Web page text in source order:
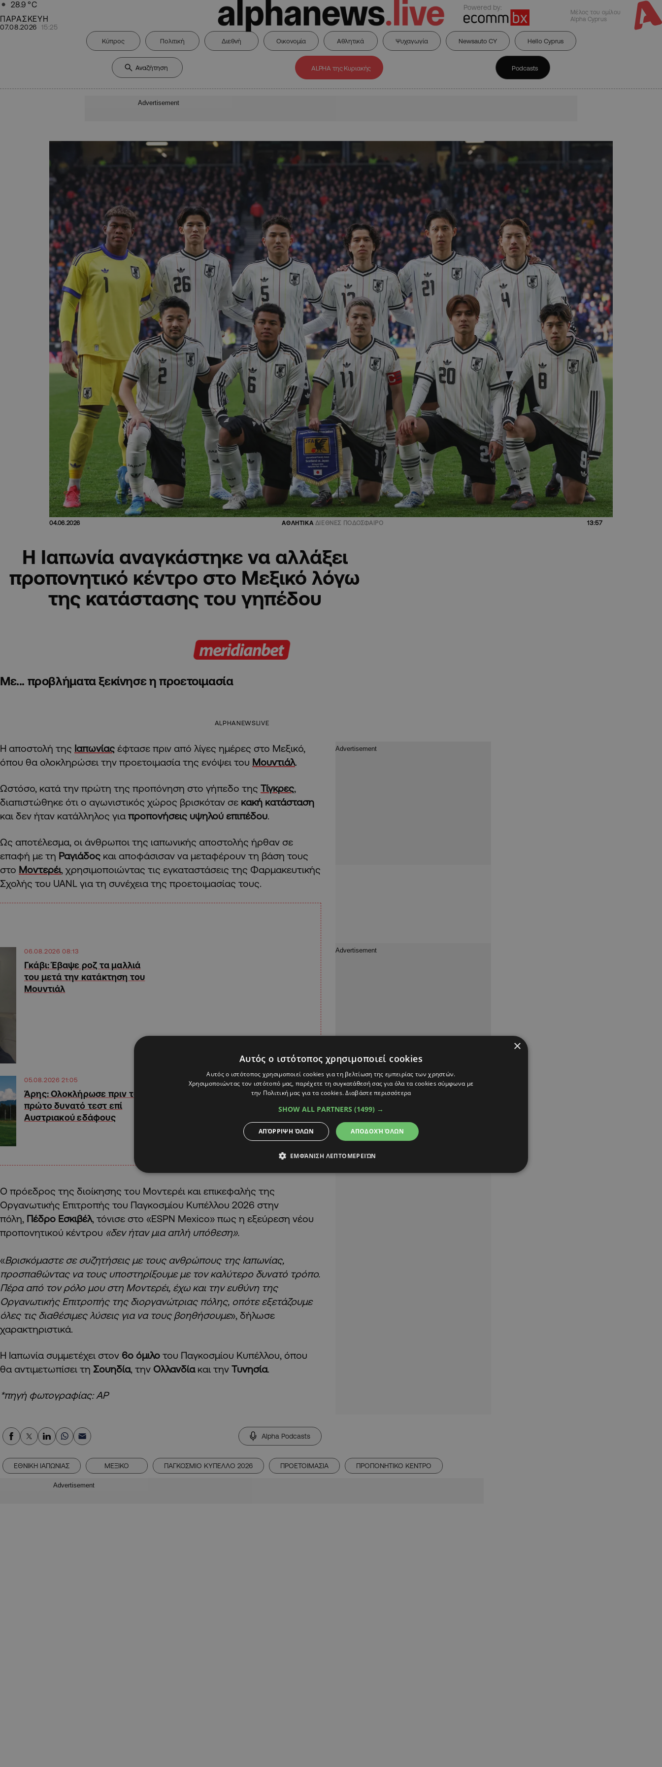
28.9 °C
ΠΑΡΑΣΚΕΥΗ
07.08.2026 15:25
Powered by:
Μέλος του ομίλου
Alpha Cyprus
Κύπρος Πολιτική Διεθνή Οικονομία Αθλητικά Ψυχαγωγία Newsauto CY Hello Cyprus
ALPHA της Κυριακής Podcasts
Advertisement
04.06.2026 ΑΘΛΗΤΙΚΑ ΔΙΕΘΝΕΣ ΠΟΔΟΣΦΑΙΡΟ 13:57
Η Ιαπωνία αναγκάστηκε να αλλάξει
προπονητικό κέντρο στο Μεξικό λόγω
της κατάστασης του γηπέδου
Με... προβλήματα ξεκίνησε η προετοιμασία
ALPHANEWSLIVE
Η αποστολή της Ιαπωνίας έφτασε πριν από λίγες ημέρες στο Μεξικό,
όπου θα ολοκληρώσει την προετοιμασία της ενόψει του Μουντιάλ
Ωστόσο, κατά την πρώτη της προπόνηση στο γήπεδο της Τίγκρες
διαπιστώθηκε ότι ο αγωνιστικός χώρος βρισκόταν σε κακή κατάσταση
και δεν ήταν κατάλληλος για προπονήσεις υψηλού επιπέδου
Ως αποτέλεσμα, οι άνθρωποι της ιαπωνικής αποστολής ήρθαν σε
επαφή με τη Ραγιάδος και αποφάσισαν να μεταφέρουν τη βάση τους
στο Μοντερέι, χρησιμοποιώντας τις εγκαταστάσεις της Φαρμακευτικής
Σχολής του UANL για τη συνέχεια της προετοιμασίας τους.
06.08.2026 08:13
Γκάβι: Έβαψε ροζ τα μαλλιά
του μετά την κατάκτηση του
Μουντιάλ
05.08.2026 21:05
Άρης: Ολοκλήρωσε πριν το
πρώτο δυνατό τεστ επί
Αυστριακού εδάφους
Ο πρόεδρος της διοίκησης τoυ Μοντερέι και επικεφαλής της
Οργανωτικής Επιτροπής του Παγκοσμίου Κυπέλλου 2026 στην
πόλη, Πέδρο Εσκιβέλ, τόνισε στο «ESPN Mexico» πως η εξεύρεση νέου
προπονητικού κέντρου «δεν ήταν μια απλή υπόθεση».
«Βρισκόμαστε σε συζητήσεις με τους ανθρώπους της Ιαπωνίας,
προσπαθώντας να τους υποστηρίξουμε με τον καλύτερο δυνατό τρόπο.
Πέρα από τον ρόλο μου στη Μοντερέι, έχω και την ευθύνη της
Οργανωτικής Επιτροπής της διοργανώτριας πόλης, οπότε εξετάζουμε
όλες τις διαθέσιμες λύσεις για να τους βοηθήσουμε», δήλωσε
χαρακτηριστικά.
Η Ιαπωνία συμμετέχει στον 6ο όμιλο του Παγκοσμίου Κυπέλλου, όπου
θα αντιμετωπίσει τη Σουηδία, την Ολλανδία και την Τυνησία.
*πηγή φωτογραφίας: ΑΡ
Alpha Podcasts
ΕΘΝΙΚΗ ΙΑΠΩΝΙΑΣ ΜΕΞΙΚΟ ΠΑΓΚΟΣΜΙΟ ΚΥΠΕΛΛΟ 2026 ΠΡΟΕΤΟΙΜΑΣΙΑ ΠΡΟΠΟΝΗΤΙΚΟ ΚΕΝΤΡΟ
Advertisement
×
Αυτός ο ιστότοπος χρησιμοποιεί cookies
Αυτός ο ιστότοπος χρησιμοποιεί cookies για τη βελτίωση της εμπειρίας των χρηστών.
Χρησιμοποιώντας τον ιστότοπό μας, παρέχετε τη συγκατάθεσή σας για όλα τα cookies σύμφωνα με
την Πολιτική μας για τα cookies.Διαβάστε περισσότερα
SHOW ALL PARTNERS (1499) →
ΑΠΟΔΟΧΉ ΌΛΩΝ
ΑΠΌΡΡΙΨΗ ΌΛΩΝ
ΕΜΦΆΝΙΣΗ ΛΕΠΤΟΜΕΡΕΙΏΝ